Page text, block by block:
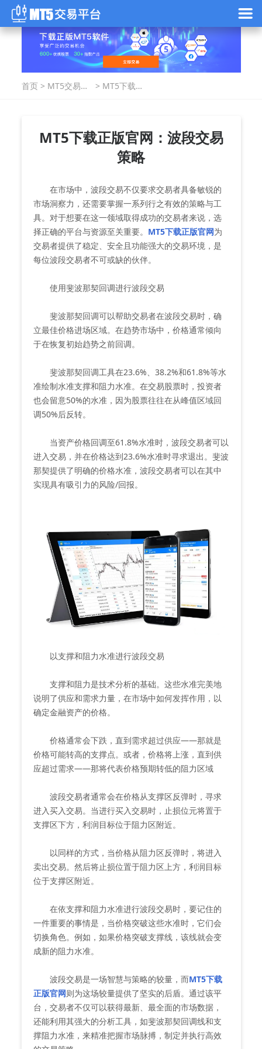
首页 > MT5交易指
> MT5下载正
MT5下载正版官网：波段交易
策略
在市场中，波段交易不仅要求交易者具备敏锐的
市场洞察力，还需要掌握一系列行之有效的策略与工
具。对于想要在这一领域取得成功的交易者来说，选
择正确的平台与资源至关重要。 MT5下载正版官网为
交易者提供了稳定、安全且功能强大的交易环境，是
每位波段交易者不可或缺的伙伴。
使用斐波那契回调进行波段交易
斐波那契回调可以帮助交易者在波段交易时，确
立最佳价格进场区域。在趋势市场中，价格通常倾向
于在恢复初始趋势之前回调。
斐波那契回调工具在23.6%、38.2%和61.8%等水
准绘制水准支撑和阻力水准。在交易股票时，投资者
也会留意50%的水准，因为股票往往在从峰值区域回
调50%后反转。
当资产价格回调至61.8%水准时，波段交易者可以
进入交易，并在价格达到23.6%水准时寻求退出。斐波
那契提供了明确的价格水准，波段交易者可以在其中
实现具有吸引力的风险/回报。
以支撑和阻力水准进行波段交易
支撑和阻力是技术分析的基础。这些水准完美地
说明了供应和需求力量，在市场中如何发挥作用，以
确定金融资产的价格。
价格通常会下跌，直到需求超过供应——那就是
价格可能转高的支撑点。或者，价格将上涨，直到供
应超过需求——那将代表价格预期转低的阻力区域
波段交易者通常会在价格从支撑区反弹时，寻求
进入买入交易。当进行买入交易时，止损位元将置于
支撑区下方，利润目标位于阻力区附近。
以同样的方式，当价格从阻力区反弹时，将进入
卖出交易。然后将止损位置于阻力区上方，利润目标
位于支撑区附近。
在依支撑和阻力水准进行波段交易时，要记住的
一件重要的事情是，当价格突破这些水准时，它们会
切换角色。例如，如果价格突破支撑线，该线就会变
成新的阻力水准。
波段交易是一场智慧与策略的较量，而MT5下载
正版官网则为这场较量提供了坚实的后盾。通过该平
台，交易者不仅可以获得最新、最全面的市场数据，
还能利用其强大的分析工具，如斐波那契回调线和支
撑阻力水准，来精准把握市场脉搏，制定并执行高效